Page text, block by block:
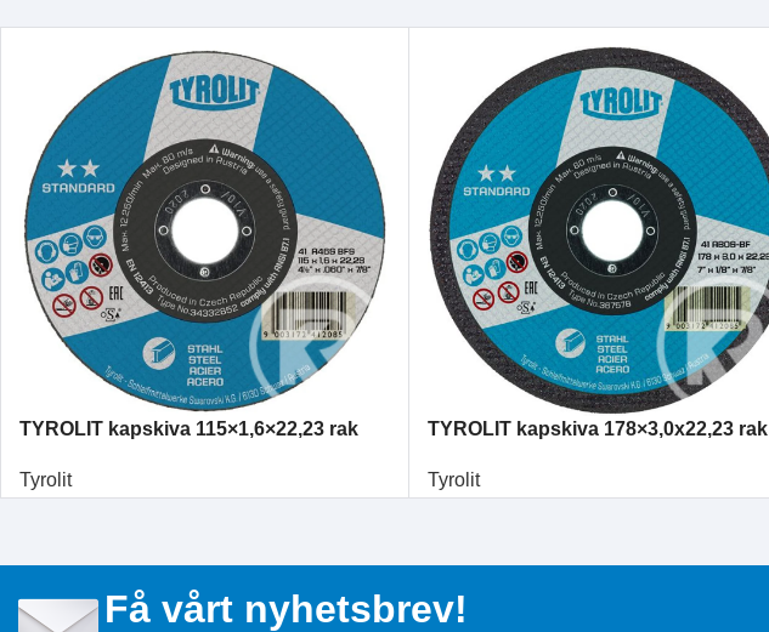
TYROLIT kapskiva 115×1,6×22,23 rak
Tyrolit
TYROLIT kapskiva 178×3,0x22,23 rak
Tyrolit
Få vårt nyhetsbrev!